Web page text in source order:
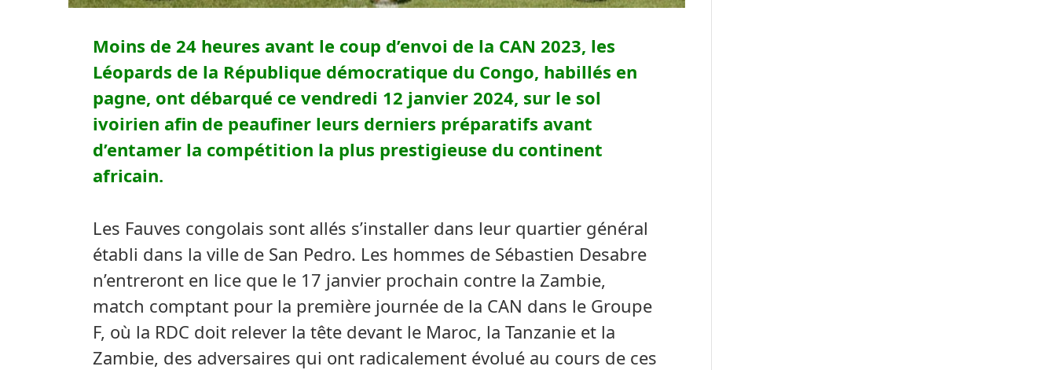
Moins de 24 heures avant le coup d’envoi de la CAN 2023, les
Léopards de la République démocratique du Congo, habillés en
pagne, ont débarqué ce vendredi 12 janvier 2024, sur le sol
ivoirien afin de peaufiner leurs derniers préparatifs avant
d’entamer la compétition la plus prestigieuse du continent
africain.
Les Fauves congolais sont allés s’installer dans leur quartier général
établi dans la ville de San Pedro. Les hommes de Sébastien Desabre
n’entreront en lice que le 17 janvier prochain contre la Zambie,
match comptant pour la première journée de la CAN dans le Groupe
F, où la RDC doit relever la tête devant le Maroc, la Tanzanie et la
Zambie, des adversaires qui ont radicalement évolué au cours de ces